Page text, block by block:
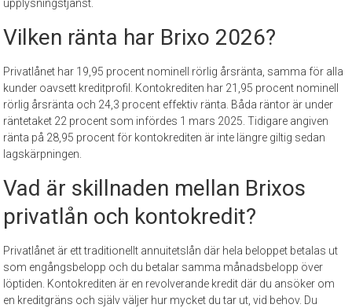
upplysningstjänst.
Vilken ränta har Brixo 2026?
Privatlånet har 19,95 procent nominell rörlig årsränta, samma för alla
kunder oavsett kreditprofil. Kontokrediten har 21,95 procent nominell
rörlig årsränta och 24,3 procent effektiv ränta. Båda räntor är under
räntetaket 22 procent som infördes 1 mars 2025. Tidigare angiven
ränta på 28,95 procent för kontokrediten är inte längre giltig sedan
lagskärpningen.
Vad är skillnaden mellan Brixos
privatlån och kontokredit?
Privatlånet är ett traditionellt annuitetslån där hela beloppet betalas ut
som engångsbelopp och du betalar samma månadsbelopp över
löptiden. Kontokrediten är en revolverande kredit där du ansöker om
en kreditgräns och själv väljer hur mycket du tar ut, vid behov. Du